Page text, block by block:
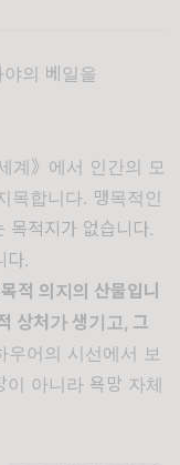
의 베일을
계》에서 인간의 모
목합니다. 맹목적인
적지가 없습니다.
다.
적 의지의 산물입니
상처가 생기고, 그
우어의 시선에서 보
이 아니라 욕망 자체